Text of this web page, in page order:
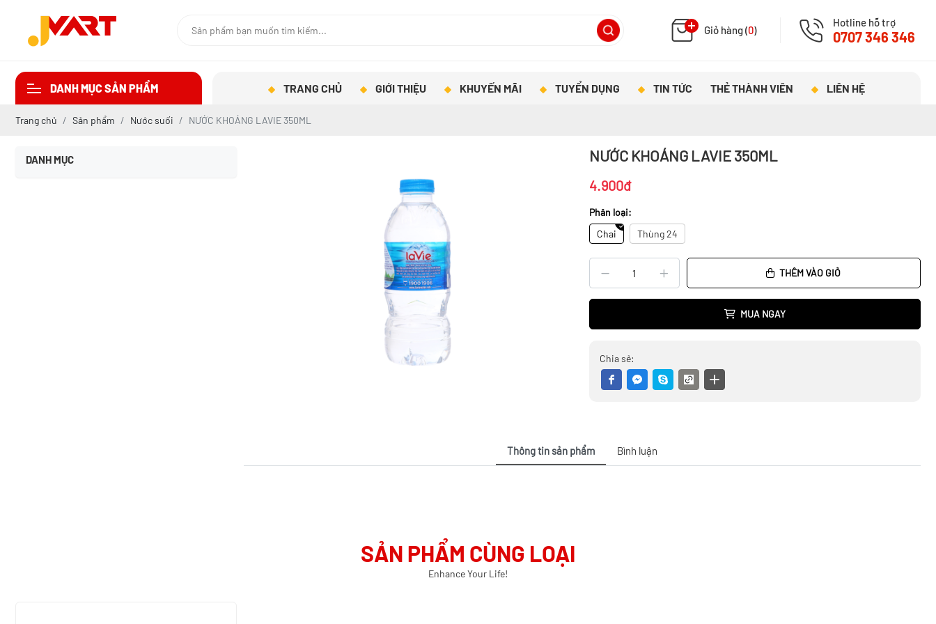
Giỏ hàng (0)
Hotline hỗ trợ
0707 346 346
DANH MỤC SẢN PHẨM TRANG CHỦ GIỚI THIỆU KHUYẾN MÃI TUYỂN DỤNG TIN TỨC THẺ THÀNH VIÊN LIÊN HỆ
Trang chủ Sản phẩm Nước suối NƯỚC KHOÁNG LAVIE 350ML
DANH MỤC NƯỚC KHOÁNG LAVIE 350ML
4.900đ
Phân loại:
Chai
Thùng 24
THÊM VÀO GIỎ
MUA NGAY
Chia sẻ:
Thông tin sản phẩm Bình luận
SẢN PHẨM CÙNG LOẠI
Enhance Your Life!